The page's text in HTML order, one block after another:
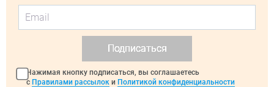
Подписаться
Нажимая кнопку подписаться, вы соглашаетесь
с Правилами рассылок и Политикой конфиденциальности